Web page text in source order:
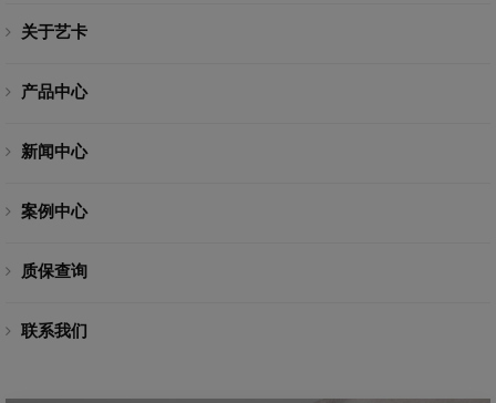
关于艺卡
产品中心
新闻中心
案例中心
质保查询
联系我们